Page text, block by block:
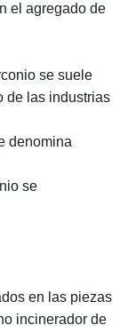
el agregado de
se suele
de las industrias
denomina
se
en las piezas
incinerador de